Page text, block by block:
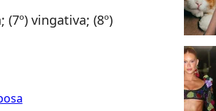
(7º) vingativa; (8º)